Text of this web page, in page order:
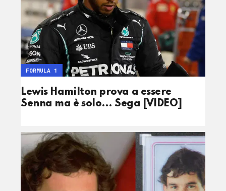
Lewis Hamilton prova a essere
Senna ma è solo… Sega [VIDEO]
FORMULA 1